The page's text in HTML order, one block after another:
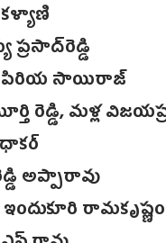
కళ్యాణి
ప్రసాద్‌రెడ్డి
పిరియ సాయిరాజ్
రెడ్డి, మళ్ల
అప్పారావు